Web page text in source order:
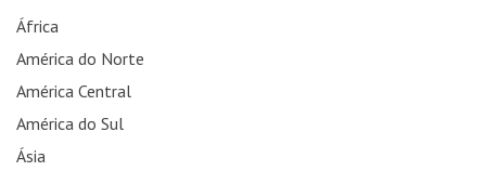
África
América do Norte
América Central
América do Sul
Ásia